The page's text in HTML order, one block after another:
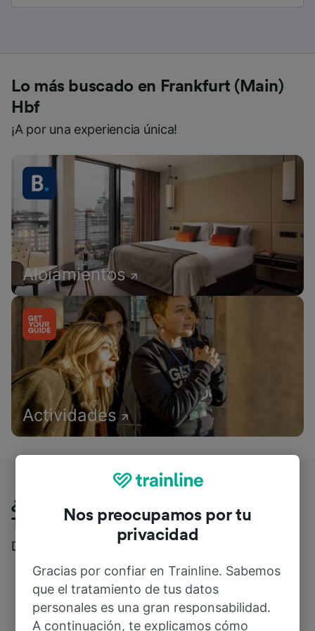
Lo más buscado en Frankfurt (Main)
Hbf
¡A por una experiencia única!
Alojamientos
Actividades
¿Qué piensan nuestros clientes de
Trainline?
Descubre reseñas reales de nuestros viajeros
Nos preocupamos por tu
privacidad
Gracias por confiar en Trainline. Sabemos
que el tratamiento de tus datos
personales es una gran responsabilidad.
A continuación, te explicamos cómo